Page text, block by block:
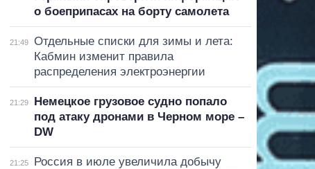
о боеприпасах на борту самолета
21:49
Отдельные списки для зимы и лета:
Кабмин изменит правила
распределения электроэнергии
21:29
Немецкое грузовое судно попало
под атаку дронами в Черном море –
DW
21:25
Россия в июле увеличила добычу